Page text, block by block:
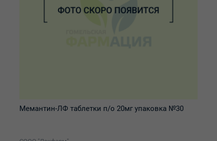
Мемантин-ЛФ таблетки п/о 20мг упаковка №30